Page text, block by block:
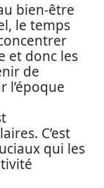
bien-être
le temps
et donc les
de
l’époque
C’est
qui les